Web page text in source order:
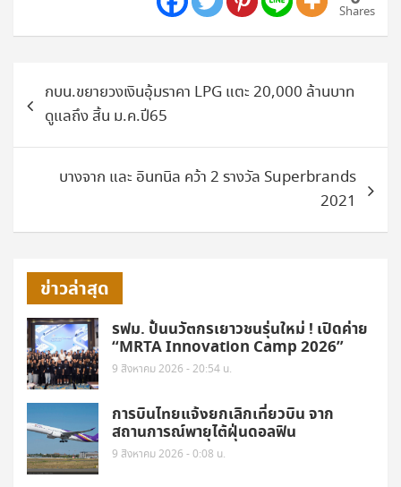
Shares
เรื่องกบน.ขยายวงเงินอุ้มราคา LPG แตะ 20,000 ล้านบาท
ดูแลถึง สิ้น ม.ค.ปี65
บางจาก และ อินทนิล คว้า 2 รางวัล Superbrands
2021
ข่าวล่าสุด
รฟม. ปั้นนวัตกรเยาวชนรุ่นใหม่ ! เปิดค่าย
“MRTA Innovation Camp 2026”
9 สิงหาคม 2026 - 20:54 น.
การบินไทยแจ้งยกเลิกเที่ยวบิน จาก
สถานการณ์พายุไต้ฝุ่นดอลฟิน
9 สิงหาคม 2026 - 0:08 น.